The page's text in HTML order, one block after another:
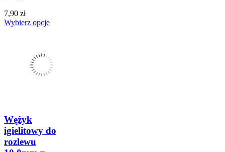
7,90 zł
Wybierz opcje
Wężyk
igielitowy do
rozlewu